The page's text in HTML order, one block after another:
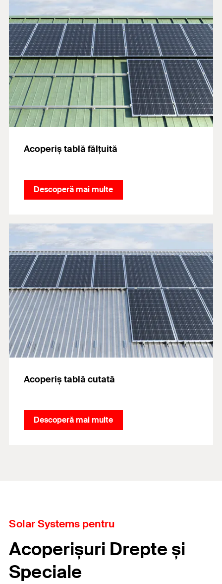
Acoperiș tablă fălțuită
Descoperă mai multe
Acoperiș tablă cutată
Descoperă mai multe
Solar Systems pentru
Acoperișuri Drepte și
Speciale